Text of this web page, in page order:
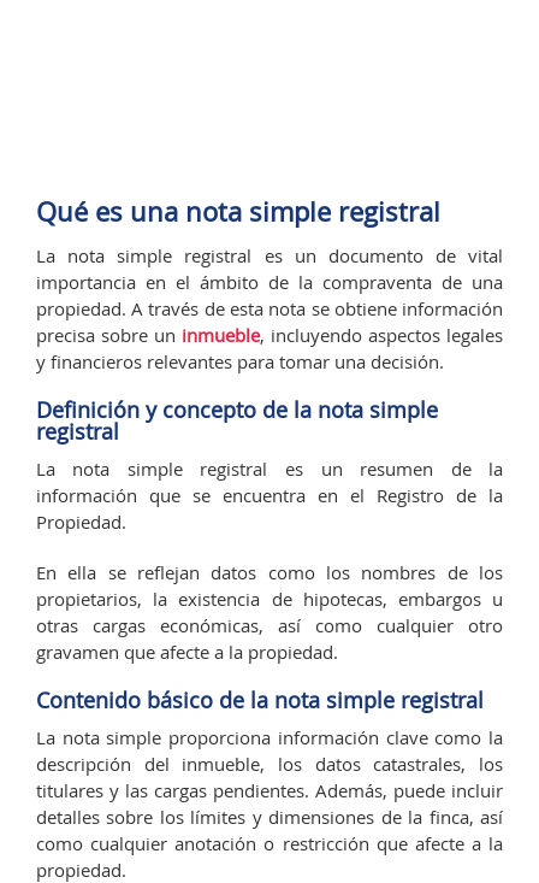
Qué es una nota simple registral
La nota simple registral es un documento de vital
importancia en el ámbito de la compraventa de una
propiedad. A través de esta nota se obtiene información
precisa sobre un inmueble, incluyendo aspectos legales
y financieros relevantes para tomar una decisión.
Definición y concepto de la nota simple
registral
La nota simple registral es un resumen de la
información que se encuentra en el Registro de la
Propiedad.
En ella se reflejan datos como los nombres de los
propietarios, la existencia de hipotecas, embargos u
otras cargas económicas, así como cualquier otro
gravamen que afecte a la propiedad.
Contenido básico de la nota simple registral
La nota simple proporciona información clave como la
descripción del inmueble, los datos catastrales, los
titulares y las cargas pendientes. Además, puede incluir
detalles sobre los límites y dimensiones de la finca, así
como cualquier anotación o restricción que afecte a la
propiedad.